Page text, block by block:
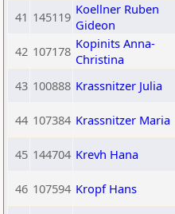
41 145119 Koellner Ruben
Gideon
42 107178 Kopinits Anna-
Christina
43 100888 Krassnitzer Julia
44 107384 Krassnitzer Maria
45 144704 Krevh Hana
46 107594 Kropf Hans